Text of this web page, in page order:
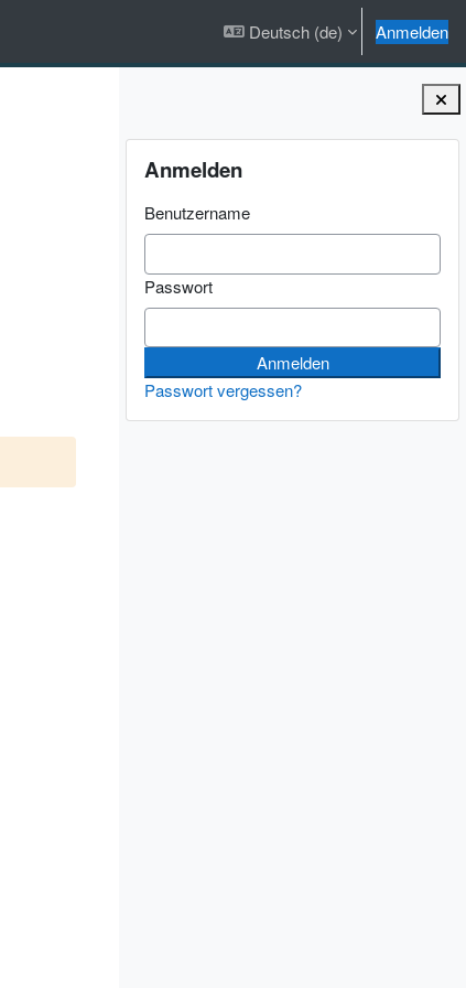
Deutsch ‎(de)‎ Anmelden
Blöcke
Anmelden
Benutzername
Passwort
Passwort vergessen?